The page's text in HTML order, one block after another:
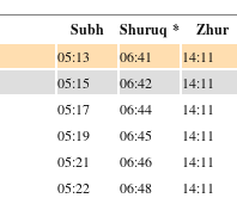
Subh Shuruq * Zhur
05:13 06:41 14:11
05:15 06:42 14:11
05:17 06:44 14:11
05:19 06:45 14:11
05:21 06:46 14:11
05:22 06:48 14:11